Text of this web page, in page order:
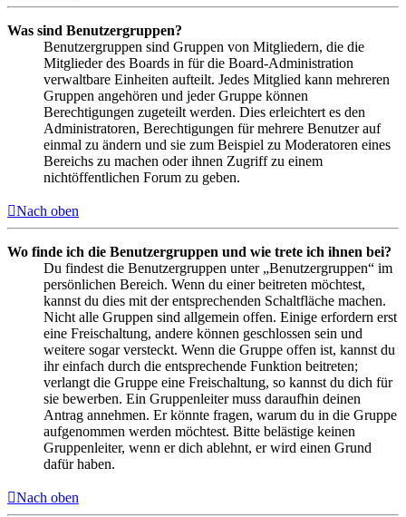
Was sind Benutzergruppen?
Benutzergruppen sind Gruppen von Mitgliedern, die die
Mitglieder des Boards in für die Board-Administration
verwaltbare Einheiten aufteilt. Jedes Mitglied kann mehreren
Gruppen angehören und jeder Gruppe können
Berechtigungen zugeteilt werden. Dies erleichtert es den
Administratoren, Berechtigungen für mehrere Benutzer auf
einmal zu ändern und sie zum Beispiel zu Moderatoren eines
Bereichs zu machen oder ihnen Zugriff zu einem
nichtöffentlichen Forum zu geben.
Nach oben
Wo finde ich die Benutzergruppen und wie trete ich ihnen bei?
Du findest die Benutzergruppen unter „Benutzergruppen“ im
persönlichen Bereich. Wenn du einer beitreten möchtest,
kannst du dies mit der entsprechenden Schaltfläche machen.
Nicht alle Gruppen sind allgemein offen. Einige erfordern erst
eine Freischaltung, andere können geschlossen sein und
weitere sogar versteckt. Wenn die Gruppe offen ist, kannst du
ihr einfach durch die entsprechende Funktion beitreten;
verlangt die Gruppe eine Freischaltung, so kannst du dich für
sie bewerben. Ein Gruppenleiter muss daraufhin deinen
Antrag annehmen. Er könnte fragen, warum du in die Gruppe
aufgenommen werden möchtest. Bitte belästige keinen
Gruppenleiter, wenn er dich ablehnt, er wird einen Grund
dafür haben.
Nach oben